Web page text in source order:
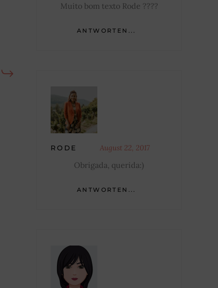
Muito bom texto Rode ????
ANTWORTEN...
RODE August 22, 2017
Obrigada, querida:)
ANTWORTEN...